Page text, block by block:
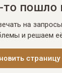
то пошло
на
и решаем
страницу